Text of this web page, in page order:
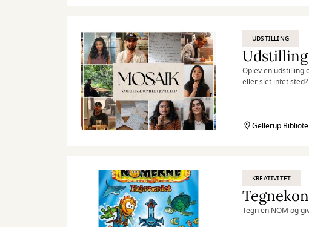
UDSTILLING
Oplev en udstilling
eller slet intet
Gellerup
KREATIVITET
Tegn en NOM og